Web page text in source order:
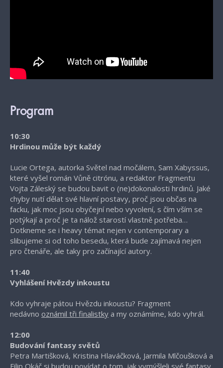
Program
10:30
Hrdinou může být každý
Lucie Ortega, autorka Světel nad močálem, Sam Xabyssus,
které vyšel román Vůně citrónu, a redaktor Fragmentu
Vojta Záleský se budou bavit o (ne)dokonalosti hrdinů. Jaké
chyby nutí dělat své hlavní postavy, proč jsou občas na
facku, jak moc jsou obyčejní nebo vyvolení, s čím vším se
potýkají a proč je ta nálož starostí vlastně potřeba…
Dotkneme se i heavy témat nejen v contemporary a
slibujeme si od toho besedu, která bude zajímavá nejen
pro čtenáře, ale taky pro začínající autory.
11:40
Vyhlášení Hvězdy inkoustu
Kdo vyhraje pátou Hvězdu inkoustu? Fragment
nedávno oznámil tři finalistky a my oznámíme, kdo vyhrál.
12:00
Budování fantasy světů
Petra Martišková, Kristina Hlaváčková, Jarmila Mlčoušková a
Filip Okáč si budou povídat o tom, jak vymýšleli své fantasy